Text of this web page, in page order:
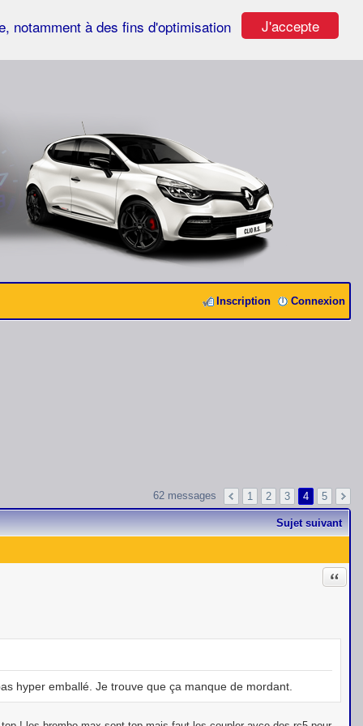
J'accepte
notamment à des fins d'optimisation
Connexion
Inscription
62 messages 1 2 3 4 5
Sujet suivant
hyper emballé. Je trouve que ça manque de mordant.